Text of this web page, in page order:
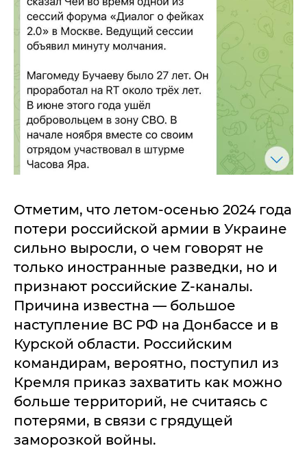
Отметим, что летом-осенью 2024 года
потери российской армии в Украине
сильно выросли, о чем говорят не
только иностранные разведки, но и
признают российские Z-каналы.
Причина известна — большое
наступление ВС РФ на Донбассе и в
Курской области. Российским
командирам, вероятно, поступил из
Кремля приказ захватить как можно
больше территорий, не считаясь с
потерями, в связи с грядущей
заморозкой войны.